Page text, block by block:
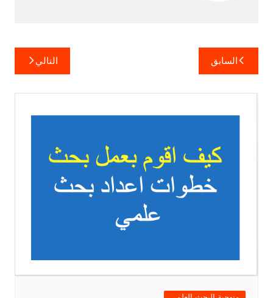
تصفّح
المقالات
السابق التالي